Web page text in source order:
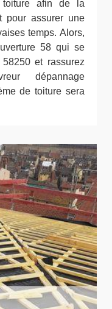
toiture afin de la
pour assurer une
temps. Alors,
58 qui se
et rassurez
dépannage
de toiture sera